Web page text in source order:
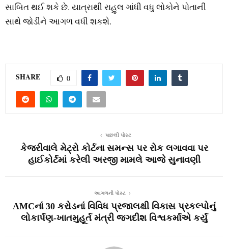
સાબિત થઈ શકે છે. યાત્રાથી રાહુલ ગાંધી વધુ લોકોને પોતાની
સાથે જોડીને આગળ વધી શકશે.
SHARE 0
પાછલી પોસ્ટ
કેજરીવાલે મેટ્રો કોર્ટના સમન્સ પર રોક લગાવવા પર
હાઈકોર્ટમાં કરેલી અરજી મામલે આજે સુનાવણી
આગળની પોસ્ટ
AMCનાં 30 કરોડનાં વિવિધ પ્રજાલક્ષી વિકાસ પ્રકલ્પોનું
લોકાર્પણ-ખાતમુહૂર્ત મંત્રી જગદીશ વિશ્વકર્માએ કર્યું